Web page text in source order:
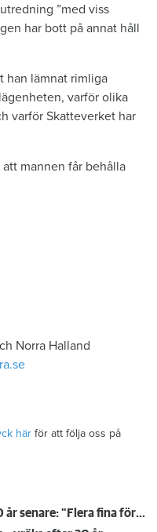
”med viss
har bott på annat håll
han lämnat rimliga
varför olika
varför Skatteverket har
mannen får behålla
Norra Halland
här för att följa oss på
Kompisdealen blev verklighet – 40 år senare: "Flera fina fördelar med att dela bostad"